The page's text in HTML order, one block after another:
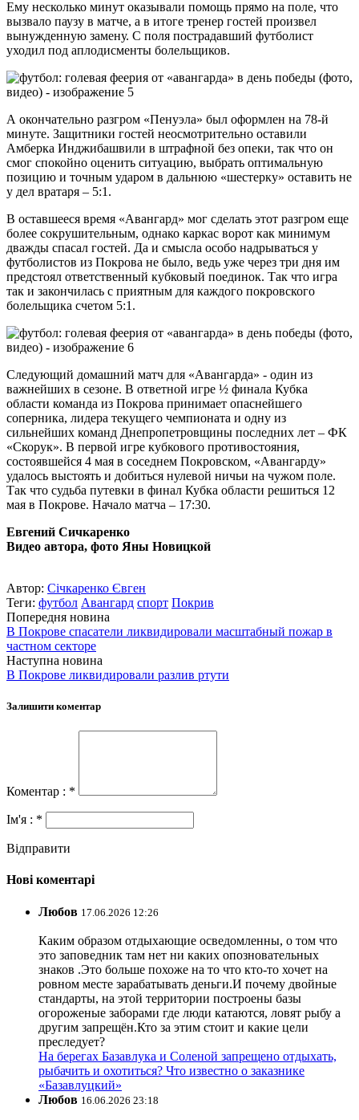
Ему несколько минут оказывали помощь прямо на поле, что
вызвало паузу в матче, а в итоге тренер гостей произвел
вынужденную замену. С поля пострадавший футболист
уходил под аплодисменты болельщиков.
А окончательно разгром «Пенуэла» был оформлен на 78-й
минуте. Защитники гостей неосмотрительно оставили
Амберка Инджибашвили в штрафной без опеки, так что он
смог спокойно оценить ситуацию, выбрать оптимальную
позицию и точным ударом в дальнюю «шестерку» оставить не
у дел вратаря – 5:1.
В оставшееся время «Авангард» мог сделать этот разгром еще
более сокрушительным, однако каркас ворот как минимум
дважды спасал гостей. Да и смысла особо надрываться у
футболистов из Покрова не было, ведь уже через три дня им
предстоял ответственный кубковый поединок. Так что игра
так и закончилась с приятным для каждого покровского
болельщика счетом 5:1.
Следующий домашний матч для «Авангарда» ­- один из
важнейших в сезоне. В ответной игре ½ финала Кубка
области команда из Покрова принимает опаснейшего
соперника, лидера текущего чемпионата и одну из
сильнейших команд Днепропетровщины последних лет – ФК
«Скорук». В первой игре кубкового противостояния,
состоявшейся 4 мая в соседнем Покровском, «Авангарду»
удалось выстоять и добиться нулевой ничьи на чужом поле.
Так что судьба путевки в финал Кубка области решиться 12
мая в Покрове. Начало матча – 17:30.
Евгений Сичкаренко
Видео автора, фото Яны Новицкой
Автор: Січкаренко Євген
Теги: футбол Авангард спорт Покрив
Попередня новина
В Покрове спасатели ликвидировали масштабный пожар в
частном секторе
Наступна новина
В Покрове ликвидировали разлив ртути
Залишити коментар
Коментар : *
Ім'я : *
Відправити
Нові коментарі
Любов 17.06.2026 12:26
Каким образом отдыхающие осведомленны, о том что
это заповедник там нет ни каких опозновательных
знаков .Это больше похоже на то что кто-то хочет на
ровном месте зарабатывать деньги.И почему двойные
стандарты, на этой территории построены базы
огороженые заборами где люди катаются, ловят рыбу а
другим запрещён.Кто за этим стоит и какие цели
преследует?
На берегах Базавлука и Соленой запрещено отдыхать,
рыбачить и охотиться? Что известно о заказнике
«Базавлуцкий»
Любов 16.06.2026 23:18